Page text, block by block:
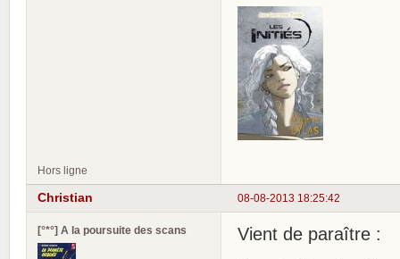
Hors ligne
08-08-2013 18:25:42
Christian
[°*°] A la poursuite des scans
Vient de paraître :